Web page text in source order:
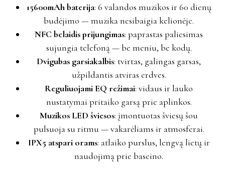
15600mAh baterija: 6 valandos muzikos ir 60 dienų
budėjimo — muzika nesibaigia kelionėje.
NFC belaidis prijungimas: paprastas paliesimas
sujungia telefoną — be meniu, be kodų.
Dvigubas garsiakalbis: tvirtas, galingas garsas,
užpildantis atviras erdves.
Reguliuojami EQ režimai: vidaus ir lauko
nustatymai pritaiko garsą prie aplinkos.
Muzikos LED šviesos: įmontuotas šviesų šou
pulsuoja su ritmu — vakarėliams ir atmosferai.
IPX5 atspari orams: atlaiko purslus, lengvą lietų ir
naudojimą prie baseino.